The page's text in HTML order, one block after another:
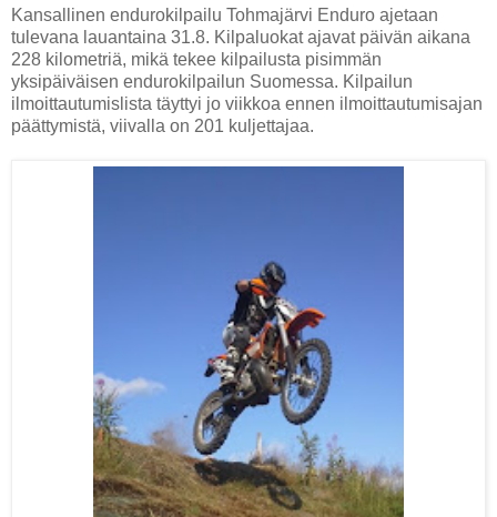
Kansallinen endurokilpailu Tohmajärvi Enduro ajetaan
tulevana lauantaina 31.8. Kilpaluokat ajavat päivän aikana
228 kilometriä, mikä tekee kilpailusta pisimmän
yksipäiväisen endurokilpailun Suomessa. Kilpailun
ilmoittautumislista täyttyi jo viikkoa ennen ilmoittautumisajan
päättymistä, viivalla on 201 kuljettajaa.